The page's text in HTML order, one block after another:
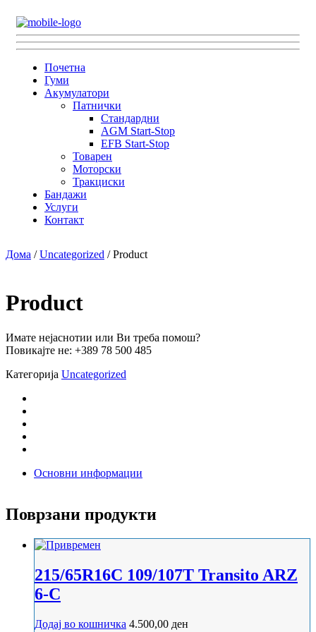
Почетна
Гуми
Акумулатори
Патнички
Стандардни
AGM Start-Stop
EFB Start-Stop
Товарен
Моторски
Тракциски
Бандажи
Услуги
Контакт
Дома /Uncategorized / Product
Product
Имате нејаснотии или Ви треба помош?
Повикајте не: +389 78 500 485
Категорија Uncategorized
Основни информации
Поврзани продукти
215/65R16C 109/107T Transito ARZ
6-C
Додај во кошничка 4.500,00 ден